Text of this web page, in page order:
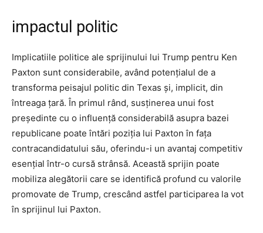
impactul politic
Implicatiile politice ale sprijinului lui Trump pentru Ken
Paxton sunt considerabile, având potențialul de a
transforma peisajul politic din Texas și, implicit, din
întreaga țară. În primul rând, susținerea unui fost
președinte cu o influență considerabilă asupra bazei
republicane poate întări poziția lui Paxton în fața
contracandidatului său, oferindu-i un avantaj competitiv
esențial într-o cursă strânsă. Această sprijin poate
mobiliza alegătorii care se identifică profund cu valorile
promovate de Trump, crescând astfel participarea la vot
în sprijinul lui Paxton.